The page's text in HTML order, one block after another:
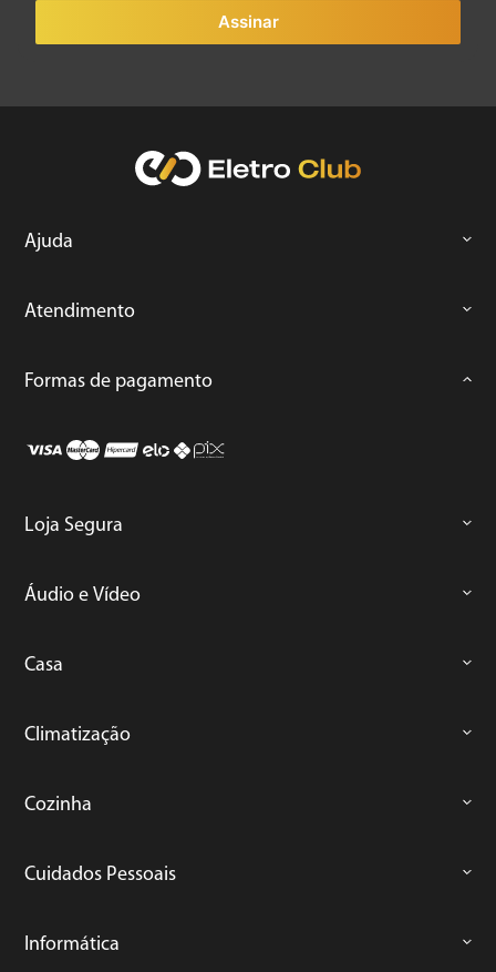
Assinar
Ajuda
Atendimento
Formas de pagamento
Loja Segura
Áudio e Vídeo
Casa
Climatização
Cozinha
Cuidados Pessoais
Informática